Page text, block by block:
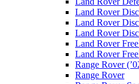
Land Rover
Land Rover
Land Rover
Land Rover
Land Rover
Range Rover
Range Rover